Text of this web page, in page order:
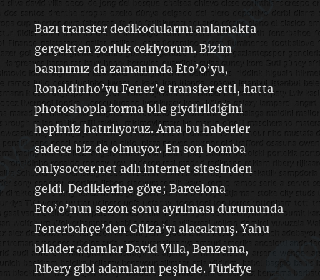
Bazı transfer dedikodularını anlamakta
gerçekten zorluk cekiyorum. Bizim
basınımız da zamanında Eto’o’yu,
Ronaldinho’yu Fener’e transfer etti, hatta
photoshopla forma bile giydirildiğini
hepimiz hatırlıyoruz. Ama bu haberler
sadece biz de olmuyor. En son bomba
onlysoccer.net adlı internet sitesinden
geldi. Dediklerine göre; Barcelona
Eto’o’nun sezon sonu ayrılması durumunda
Fenerbahçe’den Güiza’yı alacakmış. Yahu
bilader adamlar David Villa, Benzema,
Ribery gibi adamların peşinde. Türkiye